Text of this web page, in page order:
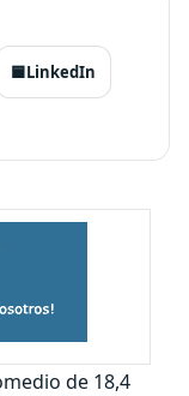
🟦LinkedIn
de 18,4